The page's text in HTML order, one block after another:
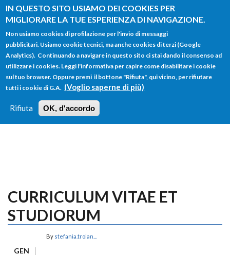
IN QUESTO SITO USIAMO DEI COOKIES PER
MIGLIORARE LA TUE ESPERIENZA DI NAVIGAZIONE.
Non usiamo cookies di profilazione per l'invio di messaggi
pubblicitari. Usiamo cookie tecnici, ma anche cookies di terzi (Google
Analytics). Continuando a navigare in questo sito ci stai dando il consenso ad
utilizzare i cookies. Leggi l'informativa per capire come disabilitare i cookie
sul tuo browser. Oppure premi il bottone "Rifiuta", qui vicino, per rifiutare
tutti i cookie di G.A. (Voglio saperne di più)
Rifiuta OK, d'accordo
Salta al contenuto principale
FORM
DI
RICERCA
Main menu
HOME TUTTI I PROFILI
LOGIN
CURRICULUM VITAE ET
STUDIORUM
GEN
By stefania.troian...